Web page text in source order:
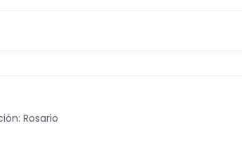
Rosario